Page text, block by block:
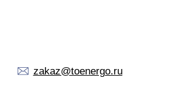
zakaz@toenergo.ru